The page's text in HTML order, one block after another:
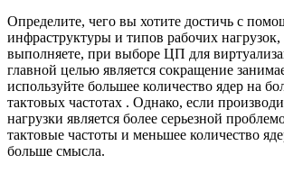
Определите, чего вы хотите достичь с
инфраструктуры и типов рабочих
выполняете, при выборе ЦП для
главной целью является сокращение
используйте большее количество ядер на
тактовых частотах . Однако, если
нагрузки является более серьезной
тактовые частоты и меньшее количество
больше смысла.